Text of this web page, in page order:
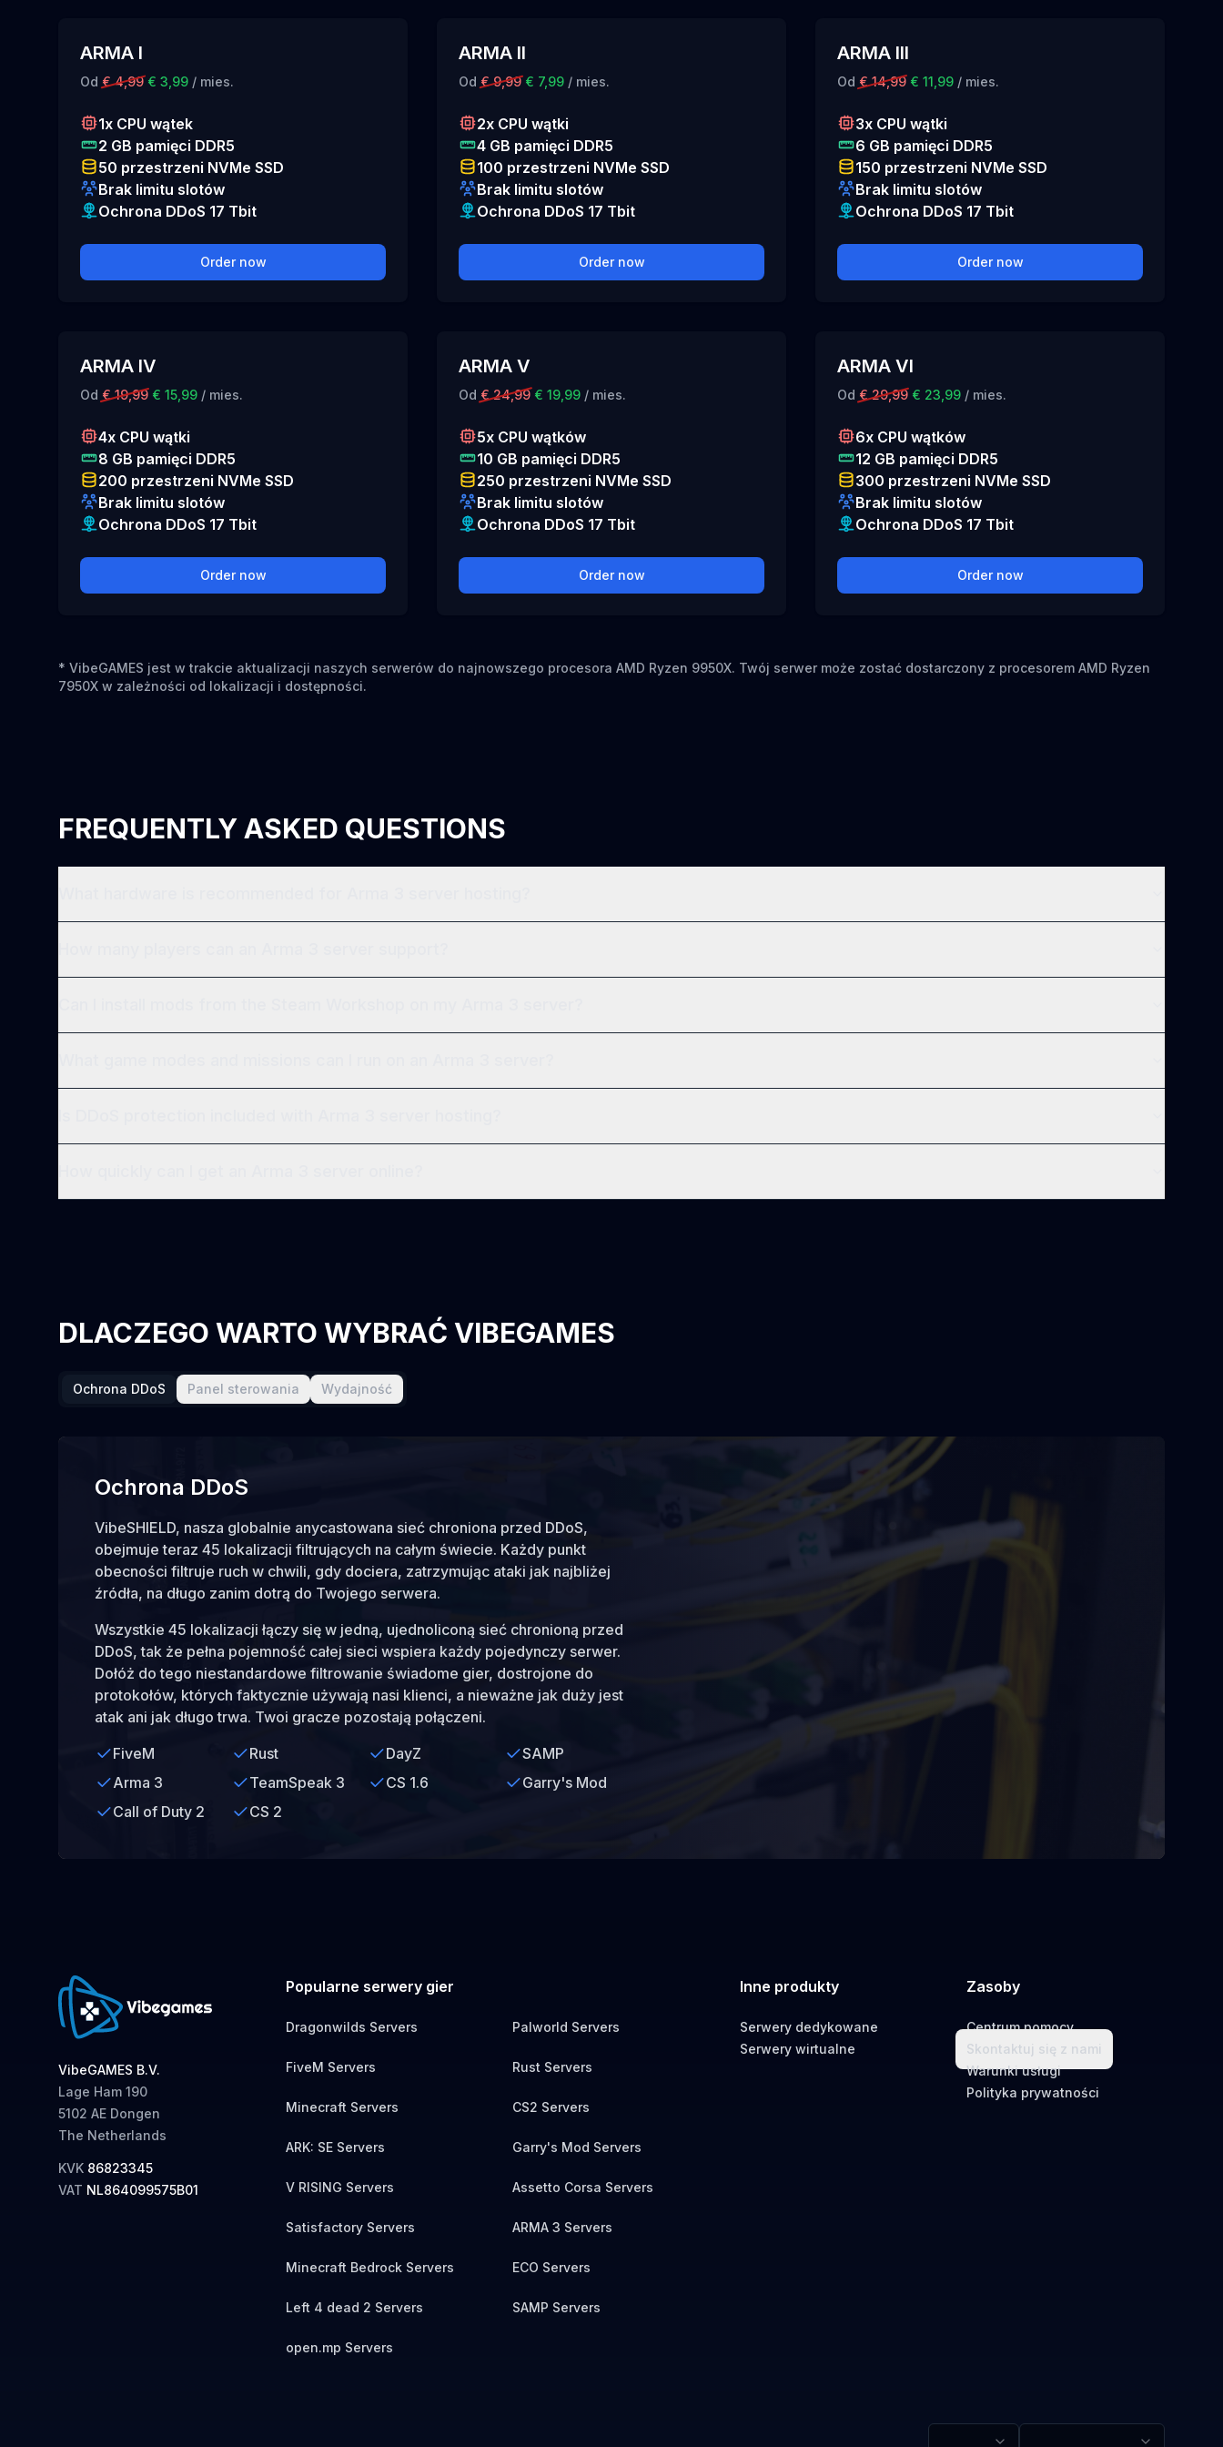
ARMA I
Od € 4,99 € 3,99 / mies.
1x CPU wątek
2 GB pamięci DDR5
50 przestrzeni NVMe SSD
Brak limitu slotów
Ochrona DDoS 17 Tbit
Order now
ARMA II
Od € 9,99 € 7,99 / mies.
2x CPU wątki
4 GB pamięci DDR5
100 przestrzeni NVMe SSD
Brak limitu slotów
Ochrona DDoS 17 Tbit
Order now
ARMA III
Od € 14,99 € 11,99 / mies.
3x CPU wątki
6 GB pamięci DDR5
150 przestrzeni NVMe SSD
Brak limitu slotów
Ochrona DDoS 17 Tbit
Order now
ARMA IV
Od € 19,99 € 15,99 / mies.
4x CPU wątki
8 GB pamięci DDR5
200 przestrzeni NVMe SSD
Brak limitu slotów
Ochrona DDoS 17 Tbit
Order now
ARMA V
Od € 24,99 € 19,99 / mies.
5x CPU wątków
10 GB pamięci DDR5
250 przestrzeni NVMe SSD
Brak limitu slotów
Ochrona DDoS 17 Tbit
Order now
ARMA VI
Od € 29,99 € 23,99 / mies.
6x CPU wątków
12 GB pamięci DDR5
300 przestrzeni NVMe SSD
Brak limitu slotów
Ochrona DDoS 17 Tbit
Order now
* VibeGAMES jest w trakcie aktualizacji naszych serwerów do najnowszego procesora AMD Ryzen 9950X. Twój serwer może zostać dostarczony z procesorem AMD Ryzen
7950X w zależności od lokalizacji i dostępności.
FREQUENTLY ASKED QUESTIONS
DLACZEGO WARTO WYBRAĆ VIBEGAMES
Ochrona DDoS Panel sterowania Wydajność
Ochrona DDoS
VibeSHIELD, nasza globalnie anycastowana sieć chroniona przed DDoS,
obejmuje teraz 45 lokalizacji filtrujących na całym świecie. Każdy punkt
obecności filtruje ruch w chwili, gdy dociera, zatrzymując ataki jak najbliżej
źródła, na długo zanim dotrą do Twojego serwera.
Wszystkie 45 lokalizacji łączy się w jedną, ujednoliconą sieć chronioną przed
DDoS, tak że pełna pojemność całej sieci wspiera każdy pojedynczy serwer.
Dołóż do tego niestandardowe filtrowanie świadome gier, dostrojone do
protokołów, których faktycznie używają nasi klienci, a nieważne jak duży jest
atak ani jak długo trwa. Twoi gracze pozostają połączeni.
FiveM
Rust DayZ
SAMP
Arma 3
TeamSpeak 3 CS 1.6
Garry's Mod
Call of Duty 2
CS 2
VibeGAMES B.V.
Lage Ham 190
5102 AE Dongen
The Netherlands
KVK 86823345
VAT NL864099575B01
Popularne serwery gier
Dragonwilds Servers Palworld Servers
FiveM Servers Rust Servers
Minecraft Servers CS2 Servers
ARK: SE Servers Garry's Mod Servers
V RISING Servers Assetto Corsa Servers
Satisfactory Servers ARMA 3 Servers
Minecraft Bedrock Servers ECO Servers
Left 4 dead 2 Servers SAMP Servers
open.mp Servers
Inne produkty
Serwery dedykowane
Serwery wirtualne
Zasoby
Centrum pomocy
Skontaktuj się z nami
Warunki usługi
Polityka prywatności